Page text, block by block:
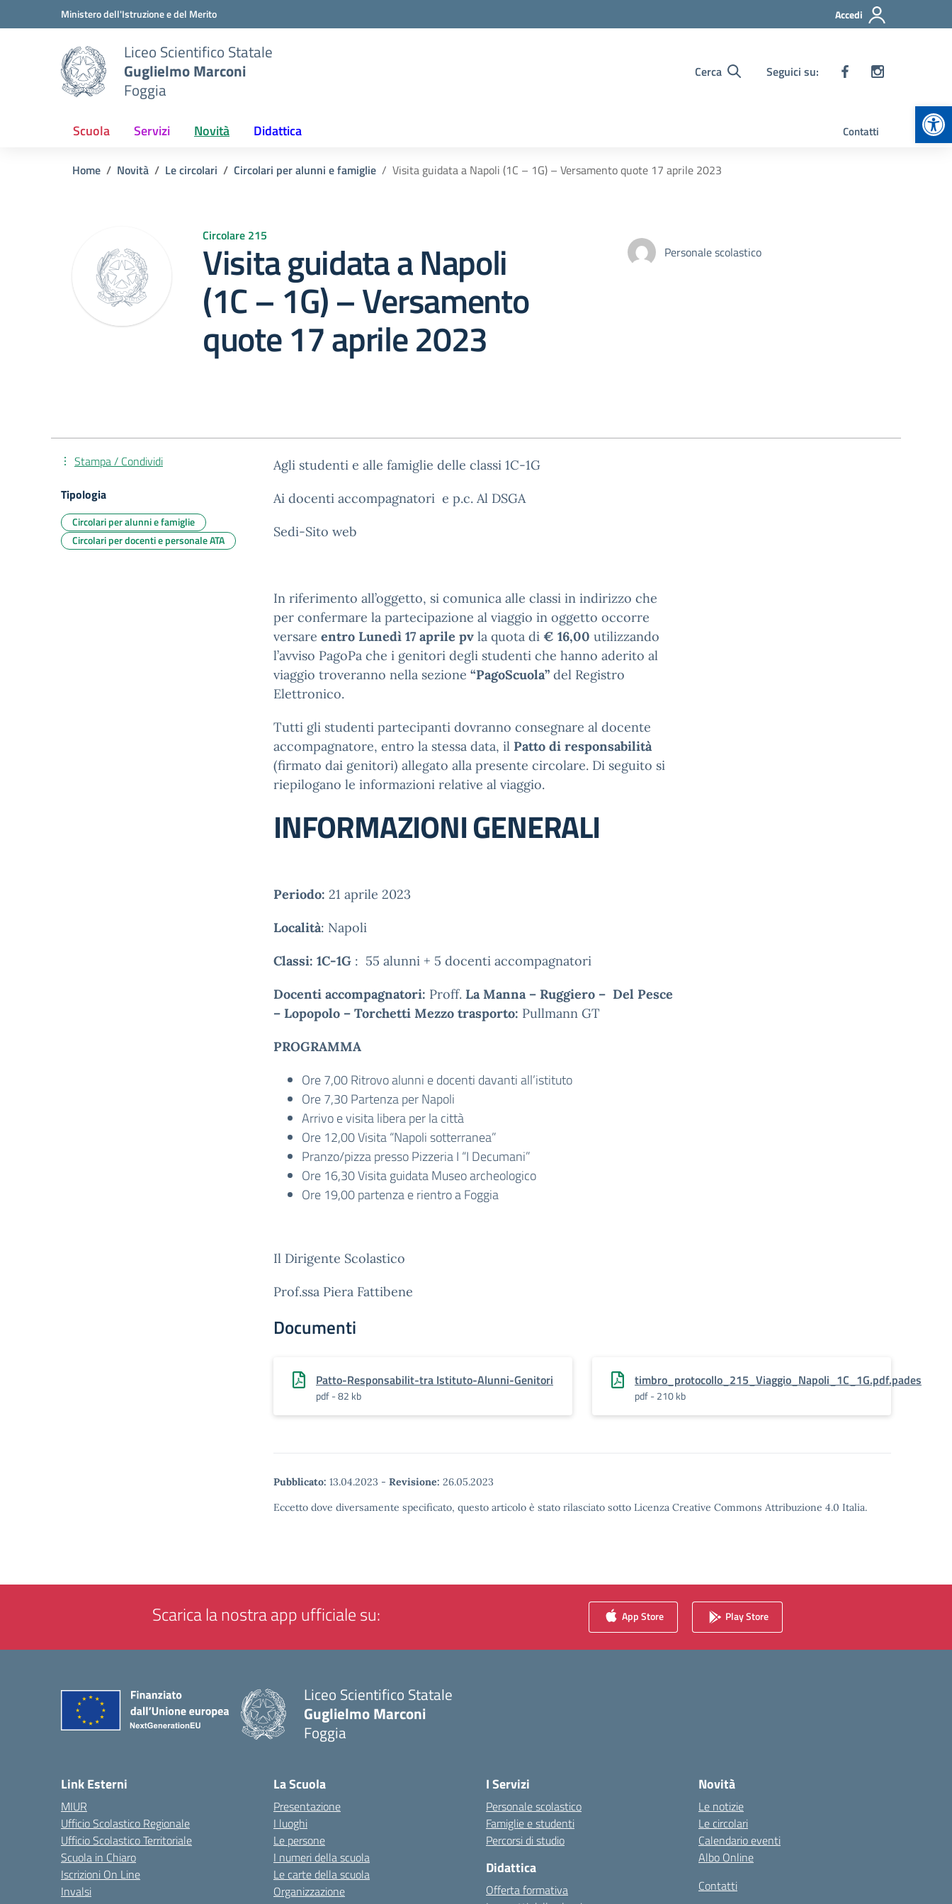
Vai ai contenuti
Vai al menu di navigazioneMinistero dell'Istruzione e del Merito Accedi
Liceo Scientifico Statale
Guglielmo Marconi
Foggia
Cerca Seguici su:
Scuola Servizi Novità Didattica Contatti
Home Novità Le circolari Circolari per alunni e famiglie Visita guidata a Napoli (1C – 1G) – Versamento quote 17 aprile 2023
Circolare 215
Visita guidata a Napoli
(1C – 1G) – Versamento
quote 17 aprile 2023
Personale scolastico
Agli studenti e alle famiglie delle classi 1C-1G
Ai docenti accompagnatori e p.c. Al DSGA
Sedi-Sito web
In riferimento all’oggetto, si comunica alle classi in indirizzo che
per confermare la partecipazione al viaggio in oggetto occorre
versare entro Lunedì 17 aprile pv la quota di € 16,00 utilizzando
l’avviso PagoPa che i genitori degli studenti che hanno aderito al
viaggio troveranno nella sezione “PagoScuola” del Registro
Elettronico.
Tutti gli studenti partecipanti dovranno consegnare al docente
accompagnatore, entro la stessa data, il Patto di responsabilità
(firmato dai genitori) allegato alla presente circolare. Di seguito si
riepilogano le informazioni relative al viaggio.
INFORMAZIONI GENERALI
Periodo: 21 aprile 2023
Località: Napoli
Classi: 1C-1G : 55 alunni + 5 docenti accompagnatori
Docenti accompagnatori: Proff. La Manna – Ruggiero – Del Pesce
– Lopopolo – Torchetti Mezzo trasporto: Pullmann GT
PROGRAMMA
Ore 7,00 Ritrovo alunni e docenti davanti all’istituto
Ore 7,30 Partenza per Napoli
Arrivo e visita libera per la città
Ore 12,00 Visita “Napoli sotterranea”
Pranzo/pizza presso Pizzeria I “I Decumani”
Ore 16,30 Visita guidata Museo archeologico
Ore 19,00 partenza e rientro a Foggia
Il Dirigente Scolastico
Prof.ssa Piera Fattibene
Documenti
Patto-Responsabilit-tra Istituto-Alunni-Genitori
pdf - 82 kb
timbro_protocollo_215_Viaggio_Napoli_1C_1G.pdf.pades
pdf - 210 kb
Pubblicato: 13.04.2023 - Revisione: 26.05.2023
Eccetto dove diversamente specificato, questo articolo è stato rilasciato sotto Licenza Creative Commons Attribuzione 4.0 Italia.
Stampa / Condividi
Tipologia
Circolari per alunni e famiglie
Circolari per docenti e personale ATA
Scarica la nostra app ufficiale su: App Store Play Store
Liceo Scientifico Statale
Guglielmo Marconi
Foggia
Link Esterni
MIUR
Ufficio Scolastico Regionale
Ufficio Scolastico Territoriale
Scuola in Chiaro
Iscrizioni On Line
Invalsi
La Scuola
Presentazione
I luoghi
Le persone
I numeri della scuola
Le carte della scuola
Organizzazione
I Servizi
Personale scolastico
Famiglie e studenti
Percorsi di studio
Didattica
Offerta formativa
Novità
Le notizie
Le circolari
Calendario eventi
Albo Online
Contatti